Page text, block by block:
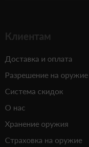
Клиентам
Доставка и оплата
Разрешение на
Система скидок
О нас
Хранение оружия
Страховка на оружие